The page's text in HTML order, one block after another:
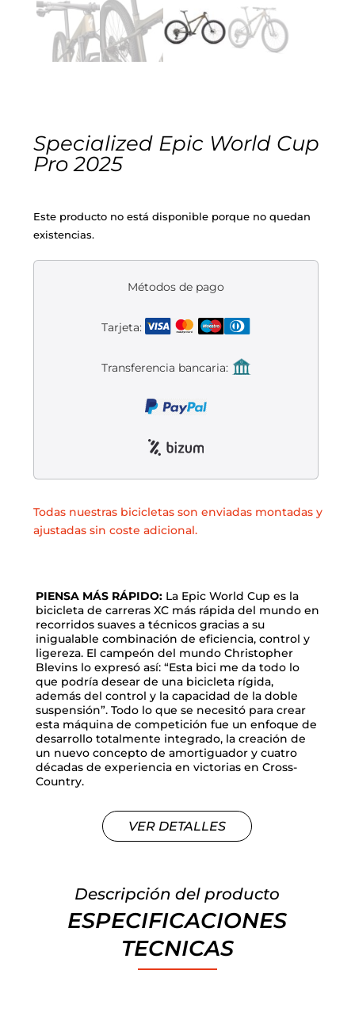
Eléctricas
Montajes a la Carta
Segunda mano
Pedales
Ruedas
Sillines
Suspensión
Manillares
Gafas
Puños y cintas
Luces
Bombas
Portabidones
Mantenimiento de bicicletas
Equipaciones gr-100
Ropa
Guantes
Calcetines
Varios
REBAJAS
Specialized Epic World Cup
Pro 2025
Este producto no está disponible porque no quedan
existencias.
Métodos de pago
Tarjeta:
Transferencia bancaria:
Todas nuestras bicicletas son enviadas montadas y
ajustadas sin coste adicional.
PIENSA MÁS RÁPIDO:La Epic World Cup es la
bicicleta de carreras XC más rápida del mundo en
recorridos suaves a técnicos gracias a su
inigualable combinación de eficiencia, control y
ligereza. El campeón del mundo Christopher
Blevins lo expresó así: “Esta bici me da todo lo
que podría desear de una bicicleta rígida,
además del control y la capacidad de la doble
suspensión”. Todo lo que se necesitó para crear
esta máquina de competición fue un enfoque de
desarrollo totalmente integrado, la creación de
un nuevo concepto de amortiguador y cuatro
décadas de experiencia en victorias en Cross-
Country.
VER DETALLES
Descripción del producto
ESPECIFICACIONES
TECNICAS